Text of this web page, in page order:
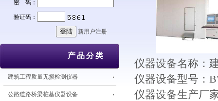
密 码：
验证码：
新用户注册
产品分类
建筑工程质量无损检测仪器
公路道路桥梁桩基仪器设备
仪器设备名称：
仪器设备型号：
仪器设备生产厂